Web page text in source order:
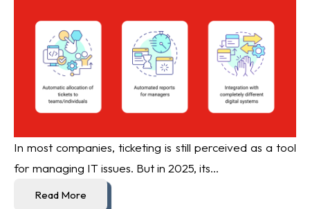
In most companies, ticketing is still perceived as a tool
for managing IT issues. But in 2025, its...
Read More